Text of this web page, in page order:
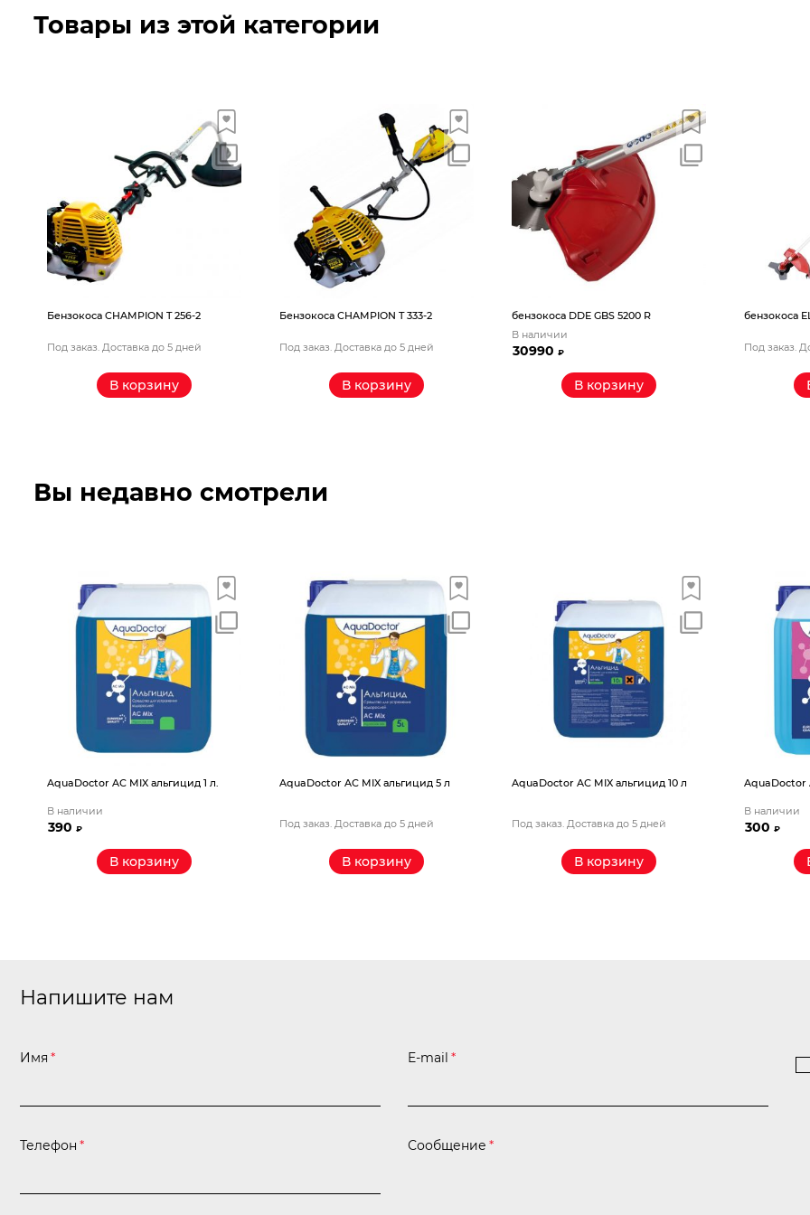
Товары из этой категории
Бензокоса CHAMPION T 256-2
Под заказ. Доставка до 5 дней
В корзину
Бензокоса CHAMPION T 333-2
Под заказ. Доставка до 5 дней
В корзину
бензокоса DDE GBS 5200 R
В наличии
30990₽
В корзину
бензокоса
Под заказ.
Вы недавно смотрели
AquaDoctor AС MIX альгицид 1 л.
В наличии
390₽
В корзину
AquaDoctor AС MIX альгицид 5 л
Под заказ. Доставка до 5 дней
В корзину
AquaDoctor AС MIX альгицид 10 л
Под заказ. Доставка до 5 дней
В корзину
AquaDoctor
В наличии
300₽
Напишите нам
Имя * E-mail *
Телефон * Сообщение *